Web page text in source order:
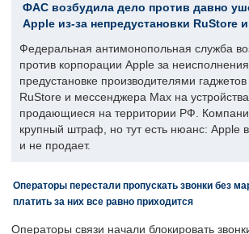
ФАС возбудила дело против давно
Apple из-за непредустановки RuStore
Федеральная антимонопольная служба
против корпорации Apple за
предустановке производителями
RuStore и мессенджера Max на
продающиеся на территории РФ.
крупный штраф, но тут есть нюанс: Apple
и не продает.
Операторы перестали пропускать звонки без
платить за них все равно приходится
Операторы связи начали блокировать